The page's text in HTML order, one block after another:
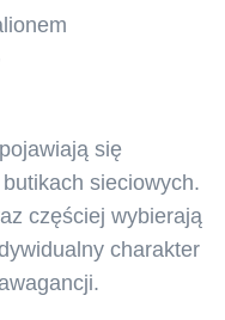
się
sieciowych.
częściej wybierają
charakter